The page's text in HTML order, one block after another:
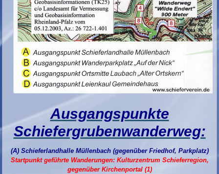
Ausgangspunkte
Schiefergrubenwanderweg:
(A) Schieferlandhalle Müllenbach (gegenüber Friedhof, Parkplatz)
Startpunkt geführte Wanderungen: Kulturzentrum Schieferregion,
gegenüber Kirchenportal (1)